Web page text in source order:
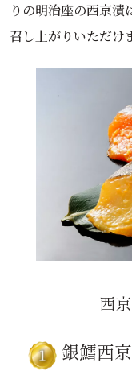
りの明治座の西京
召し上がりいただけ
西
銀鱈西